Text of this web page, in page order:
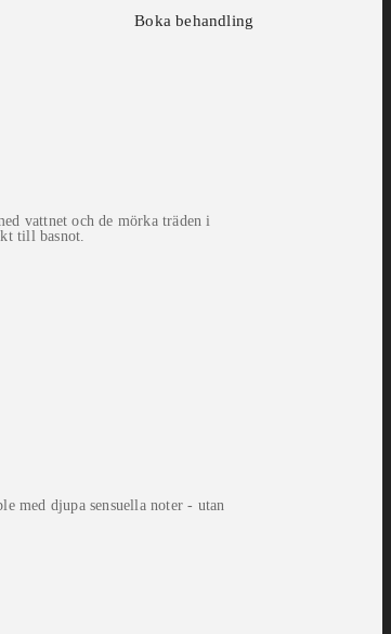
Boka behandling
vattnet och de mörka träden i
till basnot.
med djupa sensuella noter - utan